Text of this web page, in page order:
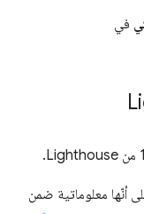
في
أنّها معلوماتية ضمن